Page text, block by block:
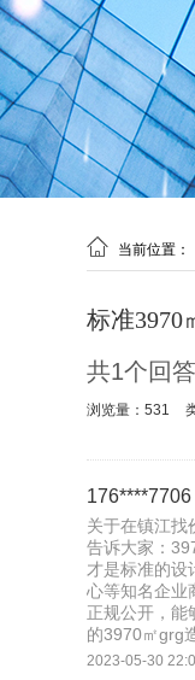
 当前位置：
标准3970
共1个回答
浏览量：531
176****7706
关于在镇江找
告诉大家：
才是标准的设
心等知名企业
正规公开，能
的3970㎡grg
2023-05-30